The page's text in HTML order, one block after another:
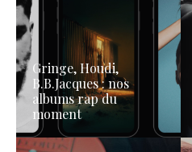
Gringe, Houdi,
B.B.Jacques : nos
albums rap du
moment